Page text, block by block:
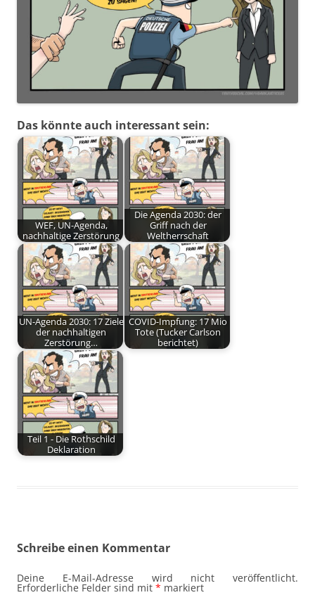
Das könnte auch interessant sein:
WEF, UN-Agenda,
nachhaltige Zerstörung
Die Agenda 2030: der
Griff nach der
Weltherrschaft
UN-Agenda 2030: 17 Ziele
der nachhaltigen
Zerstörung…
COVID-Impfung: 17 Mio
Tote (Tucker Carlson
berichtet)
Teil 1 - Die Rothschild
Deklaration
Schreibe einen Kommentar
Deine E-Mail-Adresse wird nicht veröffentlicht.
Erforderliche Felder sind mit * markiert